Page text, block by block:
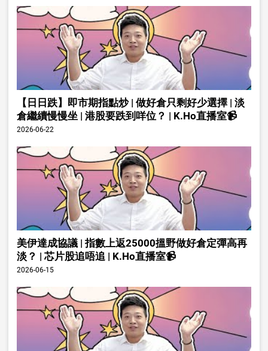
【日日跌】即市期指點炒 | 做好倉只剩好少選擇 | 淡
倉繼續慢慢坐 | 港股要跌到咩位？ | K.Ho直播室📹
2026-06-22
美伊達成協議 | 指數上返25000搵野做好倉定彈高再
淡？ | 芯片股追唔追 | K.Ho直播室📹
2026-06-15